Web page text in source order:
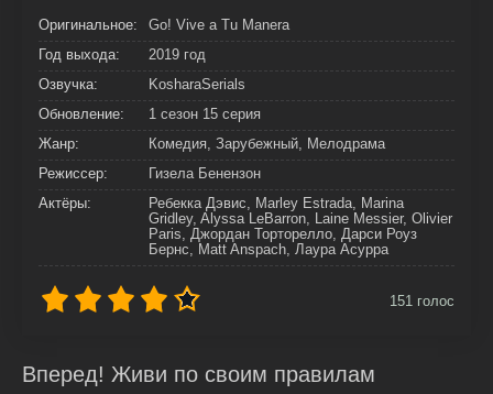
Оригинальное:
Go! Vive a Tu Manera
Год выхода:
2019 год
Озвучка:
KosharaSerials
Обновление:
1 сезон 15 серия
Жанр:
Комедия, Зарубежный, Мелодрама
Режиссер:
Гизела Бенензон
Актёры:
Ребекка Дэвис, Marley Estrada, Marina
Gridley, Alyssa LeBarron, Laine Messier, Olivier
Paris, Джордан Торторелло, Дарси Роуз
Бернс, Matt Anspach, Лаура Асурра
151 голос
Вперед! Живи по своим правилам